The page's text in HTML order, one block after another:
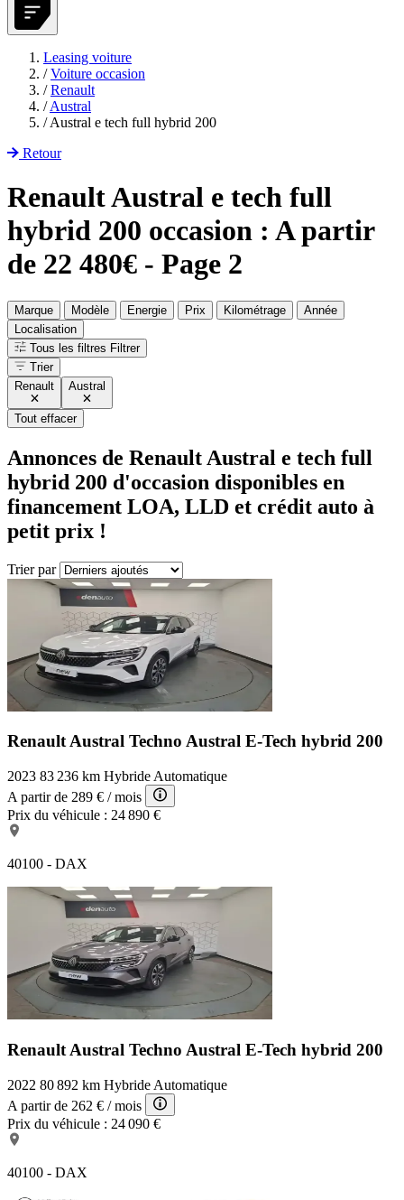
Leasing voiture
/ Voiture occasion
/ Renault
/ Austral
/ Austral e tech full hybrid 200
Retour
Renault Austral e tech full
hybrid 200 occasion : A partir
de 22 480€ - Page 2
Marque Modèle Energie Prix Kilométrage
Année
Localisation
Tous les filtres Filtrer
Trier
Renault
Austral
Tout effacer
Annonces de Renault Austral e tech full
hybrid 200 d'occasion disponibles en
financement LOA, LLD et crédit auto à
petit prix !
Trier par
Renault Austral Techno Austral E-Tech hybrid 200
2023 83 236 km Hybride Automatique
A partir de 289 € / mois
Prix du véhicule : 24 890 €
40100 - DAX
Renault Austral Techno Austral E-Tech hybrid 200
2022 80 892 km Hybride Automatique
A partir de 262 € / mois
Prix du véhicule : 24 090 €
40100 - DAX